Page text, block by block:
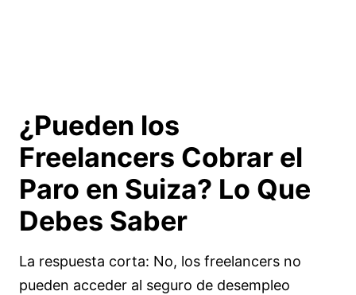
¿Pueden los
Freelancers Cobrar el
Paro en Suiza? Lo Que
Debes Saber
La respuesta corta: No, los freelancers no
pueden acceder al seguro de desempleo